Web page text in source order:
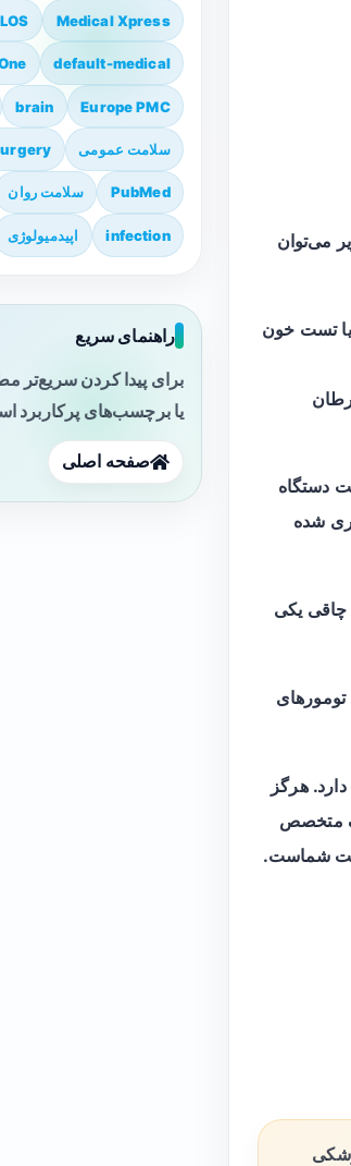
می‌توان
یا تست خون
دستگاه
شده
یکی
هرگز
متخصص
شماست.
Medical Xpress
default-medical
Europe PMC
brain
سلامت عمومی
PubMed سلامت روان
infection اپیدمیولوژی
راهنمای سریع
برای پیدا کردن سریع‌تر
یا برچسب‌های پرکاربرد
صفحه اصلی